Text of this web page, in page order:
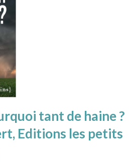
tant de haine ?
Editions les petits